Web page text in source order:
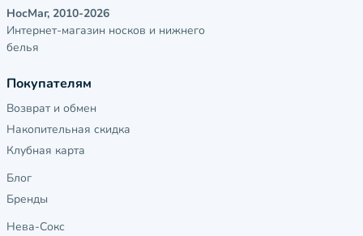
НосМаг, 2010-2026
Интернет-магазин носков и нижнего
белья
Покупателям
Возврат и обмен
Накопительная скидка
Клубная карта
Блог
Бренды
Нева-Сокс